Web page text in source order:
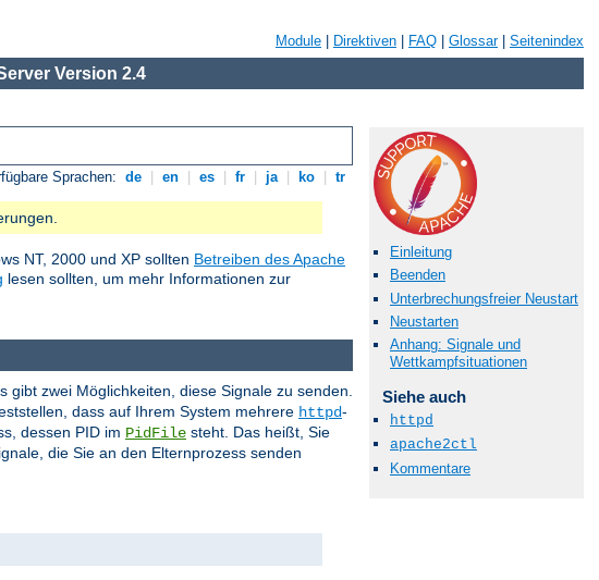
Module Direktiven FAQ Glossar| Seitenindex
Version 2.4
Sprachen: de en es fr ja ko tr
NT, 2000 und XP sollten Betreiben des Apache
lesen sollten, um mehr Informationen zur
Einleitung
Beenden
Unterbrechungsfreier Neustart
Neustarten
Anhang: Signale und
Wettkampfsituationen
Siehe auch
httpd
apache2ctl
Kommentare
gibt zwei Möglichkeiten, diese Signale zu senden.
dass auf Ihrem System mehrere httpd-
dessen PID im PidFile steht. Das heißt, Sie
die Sie an den Elternprozess senden